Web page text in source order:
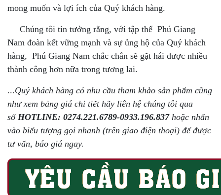
mong muốn và lợi ích của Quý khách hàng.
Chúng tôi tin tưởng rằng, với tập thể Phú Giang
Nam đoàn kết vững mạnh và sự ủng hộ của Quý khách
hàng, Phú Giang Nam chắc chắn sẽ gặt hái được nhiều
thành công hơn nữa trong tương lai.
...Quý khách hàng có nhu cầu tham khảo sản phẩm cũng
như xem bảng giá chi tiết hãy liên hệ chúng tôi qua
số HOTLINE: 0274.221.6789-0933.196.837 hoặc nhấn
vào biểu tượng gọi nhanh (trên giao điện thoại) để được
tư vấn, báo giá ngay.